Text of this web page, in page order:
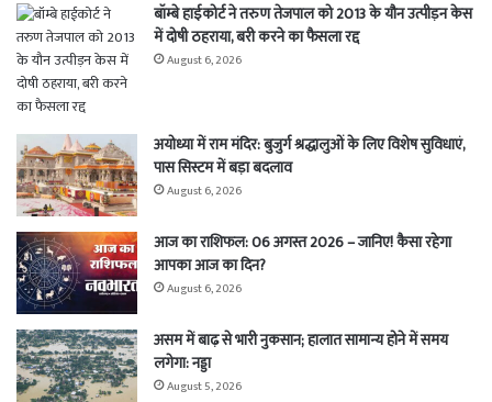
बॉम्बे हाईकोर्ट ने तरुण तेजपाल को 2013 के यौन उत्पीड़न केस
में दोषी ठहराया, बरी करने का फैसला रद्द
August 6, 2026
अयोध्या में राम मंदिर: बुजुर्ग श्रद्धालुओं के लिए विशेष सुविधाएं,
पास सिस्टम में बड़ा बदलाव
August 6, 2026
आज का राशिफल: 06 अगस्त 2026 – जानिए! कैसा रहेगा
आपका आज का दिन?
August 6, 2026
असम में बाढ़ से भारी नुकसान; हालात सामान्य होने में समय
लगेगा: नड्डा
August 5, 2026